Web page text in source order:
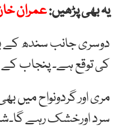
یہ بھی پڑھیں:عمران
دوسری جانب سندھ کے
کی توقع ہے۔ پنجاب
مری اور گردونواح میں
سرد اورخشک رہے